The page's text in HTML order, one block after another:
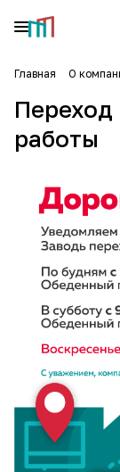
Главная О
работы